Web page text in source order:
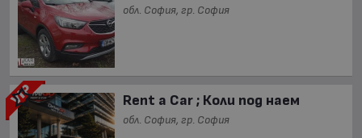
обл. София, гр. София
Rent a Car ; Коли под наем
обл. София, гр. София